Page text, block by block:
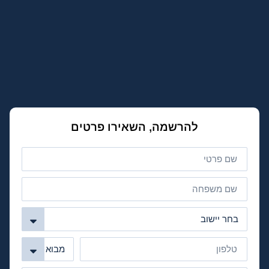
להרשמה, השאירו פרטים